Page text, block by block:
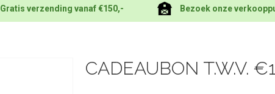
Gratis verzending vanaf €150,- Bezoek onze
CADEAUBON T.W.V.